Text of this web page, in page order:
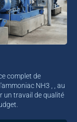
complet de
NH3 , , au
un travail de qualité